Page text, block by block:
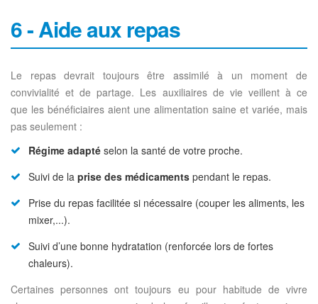
6 - Aide aux repas
Le repas devrait toujours être assimilé à un moment de
convivialité et de partage. Les auxiliaires de vie veillent à ce
que les bénéficiaires aient une alimentation saine et variée, mais
pas seulement :
Régime adapté selon la santé de votre proche.
Suivi de la prise des médicaments pendant le repas.
Prise du repas facilitée si nécessaire (couper les aliments, les
mixer,...).
Suivi d’une bonne hydratation (renforcée lors de fortes
chaleurs).
Certaines personnes ont toujours eu pour habitude de vivre